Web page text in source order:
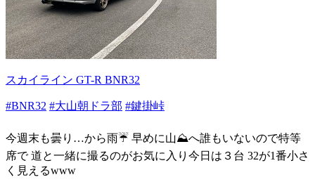
スカイライン GT-R BNR32
#BNR32 #大山朝ドラ部 #鍵掛峠
今週末も曇り…から雨☔ 早めに山⛰️へ誰もいないので特等
席で 道と一緒に撮るのがお気に入り今日は３台 32が1番小さ
く見えるwww